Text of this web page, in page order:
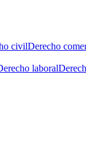
civilDerecho
laboral